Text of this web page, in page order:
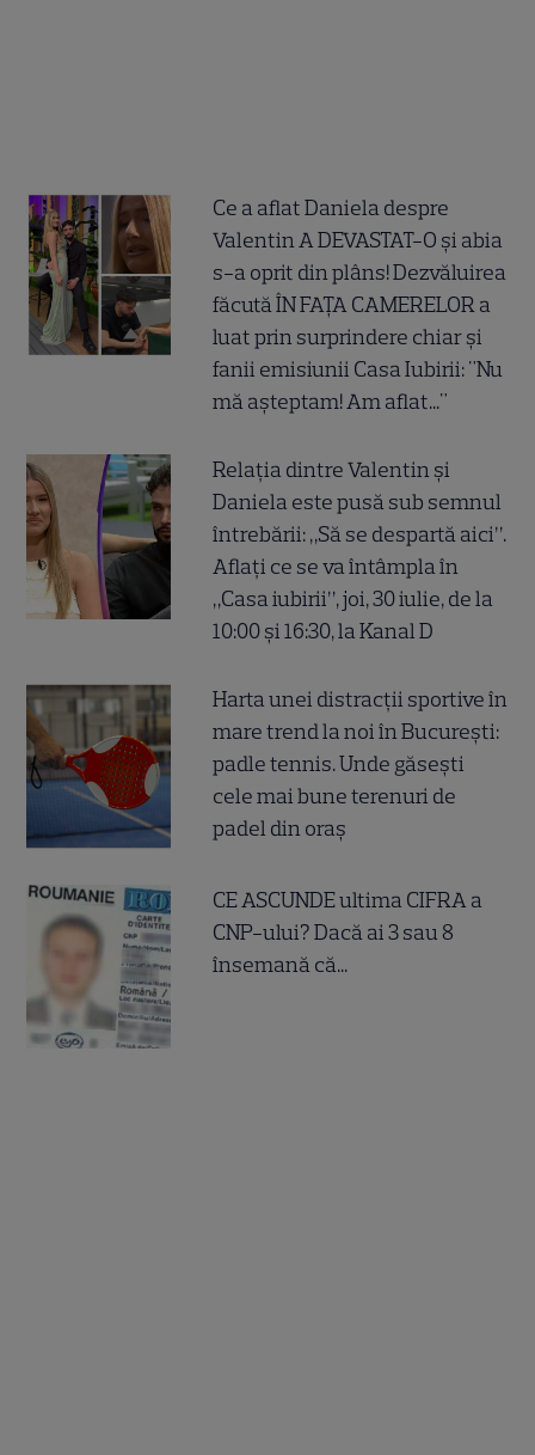
Ce a aflat Daniela despre
Valentin A DEVASTAT-O și abia
s-a oprit din plâns! Dezvăluirea
făcută ÎN FAȚA CAMERELOR a
luat prin surprindere chiar și
fanii emisiunii Casa Iubirii: "Nu
mă așteptam! Am aflat..."
Relația dintre Valentin și
Daniela este pusă sub semnul
întrebării: „Să se despartă aici”.
Aflați ce se va întâmpla în
„Casa iubirii”, joi, 30 iulie, de la
10:00 și 16:30, la Kanal D
Harta unei distracții sportive în
mare trend la noi în București:
padle tennis. Unde găsești
cele mai bune terenuri de
padel din oraș
CE ASCUNDE ultima CIFRA a
CNP-ului? Dacă ai 3 sau 8
însemană că...